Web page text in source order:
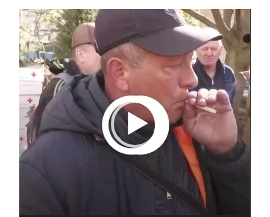
Відеопрогравач